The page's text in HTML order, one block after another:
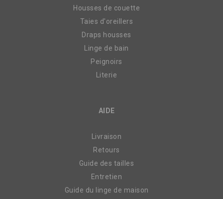
Housses de couette
Taies d'oreillers
Draps housses
Linge de bain
Peignoirs
Literie
AIDE
Livraison
Retours
Guide des tailles
Entretien
Guide du linge de maison